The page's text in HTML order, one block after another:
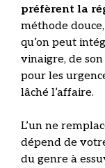
préfèrent la
méthode
qu’on peut
vinaigre, de son
pour les
lâché l’affaire.
L’un ne
dépend de
du genre à